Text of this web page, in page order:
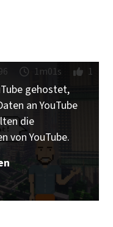
1m01s 1
gehostet,
an YouTube
die
von YouTube.